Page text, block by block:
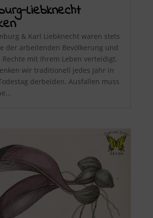
Liebknecht
& Karl Liebknecht waren stets
der arbeitenden Bevölkerung und
mit Ihrem Leben verteidigt.
wir traditionell jedes Jahr in
derbeiden. Ausfallen muss